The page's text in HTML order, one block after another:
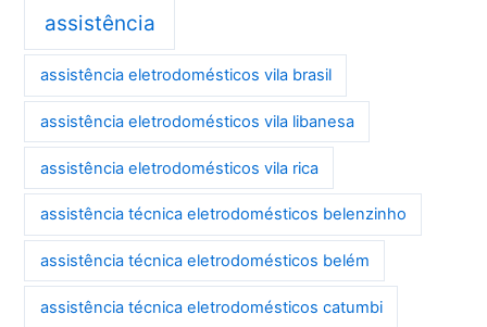
assistência
assistência eletrodomésticos vila brasil
assistência eletrodomésticos vila libanesa
assistência eletrodomésticos vila rica
assistência técnica eletrodomésticos belenzinho
assistência técnica eletrodomésticos belém
assistência técnica eletrodomésticos catumbi